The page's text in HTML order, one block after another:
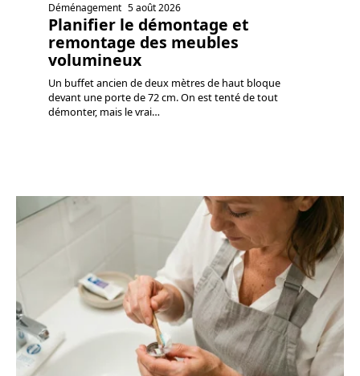
Déménagement 5 août 2026
Planifier le démontage et
remontage des meubles
volumineux
Un buffet ancien de deux mètres de haut bloque
devant une porte de 72 cm. On est tenté de tout
démonter, mais le vrai…